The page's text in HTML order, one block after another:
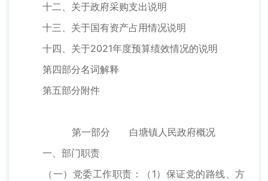
十二、关于政府采购支出说明
十三、关于国有资产占用情况说明
十四、关于2021年度预算绩效情况的说明
第四部分名词解释
第五部分附件
第一部分
白塘镇人民政府概况
一、部门职责
（一）党委工作职责：（1）保证党的路线、方